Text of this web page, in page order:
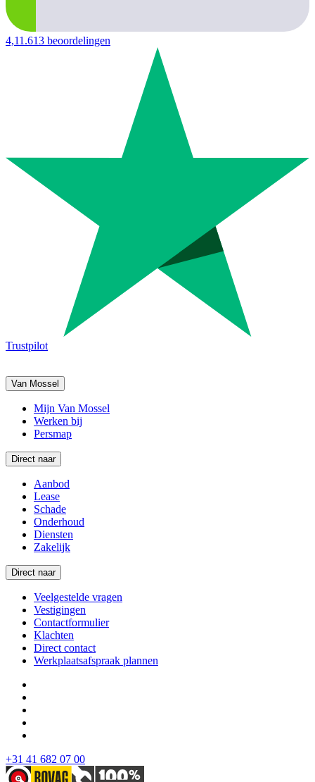
4,11.613 beoordelingen
Trustpilot
Van Mossel
Mijn Van Mossel
Werken bij
Persmap
Direct naar
Aanbod
Lease
Schade
Onderhoud
Diensten
Zakelijk
Direct naar
Veelgestelde vragen
Vestigingen
Contactformulier
Klachten
Direct contact
Werkplaatsafspraak plannen
+31 41 682 07 00